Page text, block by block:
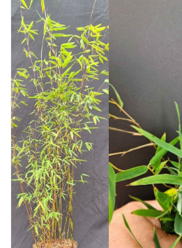
cm
par
✔